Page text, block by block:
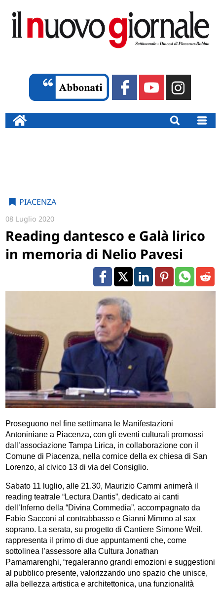
PIACENZA
08 Luglio 2020
Reading dantesco e Galà lirico
in memoria di Nelio Pavesi
Proseguono nel fine settimana le Manifestazioni
Antoniniane a Piacenza, con gli eventi culturali promossi
dall’associazione Tampa Lirica, in collaborazione con il
Comune di Piacenza, nella cornice della ex chiesa di San
Lorenzo, al civico 13 di via del Consiglio.
Sabato 11 luglio, alle 21.30, Maurizio Cammi animerà il
reading teatrale “Lectura Dantis”, dedicato ai canti
dell’Inferno della “Divina Commedia”, accompagnato da
Fabio Sacconi al contrabbasso e Gianni Mimmo al sax
soprano. La serata, su progetto di Cantiere Simone Weil,
rappresenta il primo di due appuntamenti che, come
sottolinea l’assessore alla Cultura Jonathan
Pamamarenghi, “regaleranno grandi emozioni e suggestioni
al pubblico presente, valorizzando uno spazio che unisce,
alla bellezza artistica e architettonica, una funzionalità